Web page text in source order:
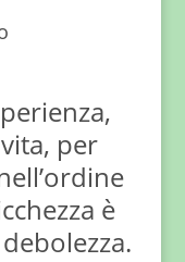
per
è